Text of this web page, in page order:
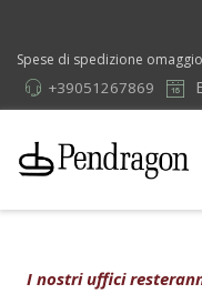
Spese di spedizione
+39051267869
I nostri uffici